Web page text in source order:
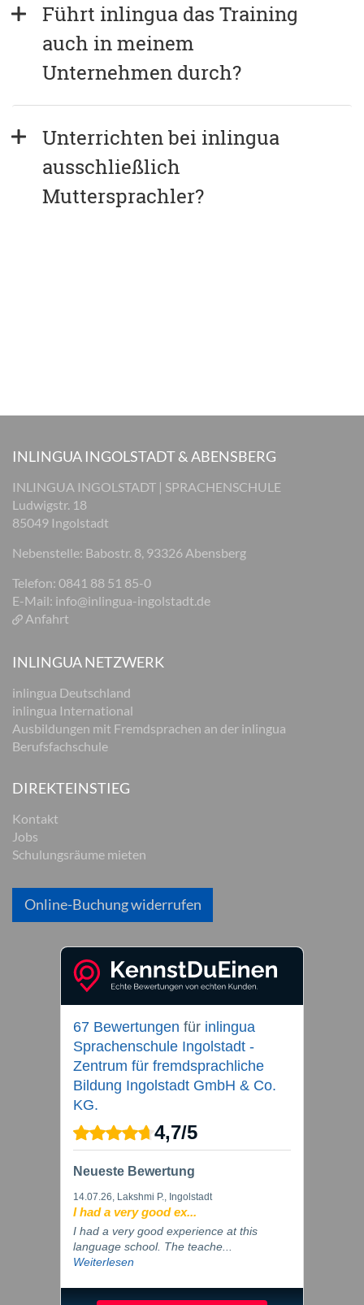
Führt inlingua das Training
auch in meinem
Unternehmen durch?
Unterrichten bei inlingua
ausschließlich
Muttersprachler?
INLINGUA INGOLSTADT & ABENSBERG
INLINGUA INGOLSTADT | SPRACHENSCHULE
Ludwigstr. 18
85049 Ingolstadt
Nebenstelle: Babostr. 8, 93326 Abensberg
Telefon: 0841 88 51 85-0
E-Mail: info@inlingua-ingolstadt.de
Anfahrt
INLINGUA NETZWERK
inlingua Deutschland
inlingua International
Ausbildungen mit Fremdsprachen an der inlingua
Berufsfachschule
DIREKTEINSTIEG
Kontakt
Jobs
Schulungsräume mieten
Online-Buchung widerrufen
67 Bewertungen für inlingua
Sprachenschule Ingolstadt -
Zentrum für fremdsprachliche
Bildung Ingolstadt GmbH & Co.
KG.
4,7/5
Neueste Bewertung
14.07.26, Lakshmi P., Ingolstadt
I had a very good ex...
I had a very good experience at this
language school. The teache...
Weiterlesen